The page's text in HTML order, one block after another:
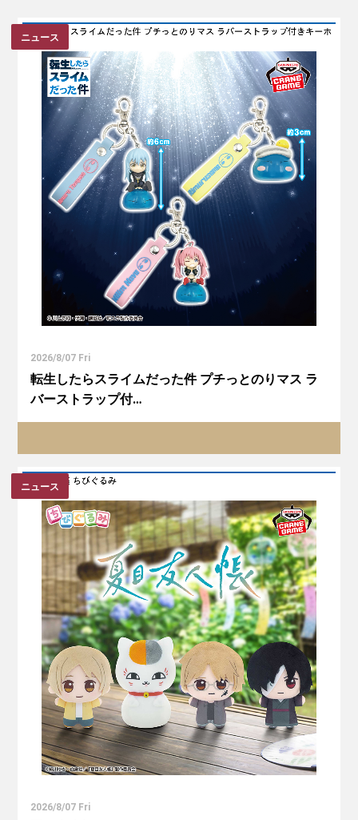
ニュース
2026/8/07 Fri
転生したらスライムだった件 プチっとのりマス ラ
バーストラップ付…
ニュース
2026/8/07 Fri